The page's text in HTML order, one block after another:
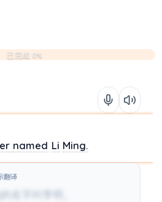
已完成 0%
named Li Ming.
翻译
名字叫李明。